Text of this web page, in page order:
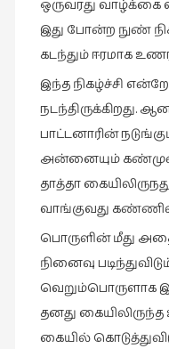
பெயரற்ற
மேகம்
மூத்தோர்
மொழி
மொழியாக்கம்
வரலாறு
வரலாறு
ஒருவரது வாழ்க்கை
இது போன்ற நுண்
கடந்தும் ஈரமாக
இந்த நிகழ்ச்சி
நடந்திருக்கிறது.
பாட்டனாரின்
அன்னையும்
தாத்தா
வாங்குவது கண்ணில்
பொருளின் மீது
நினைவு
வெறும்பொருளாக
தனது
கையில்